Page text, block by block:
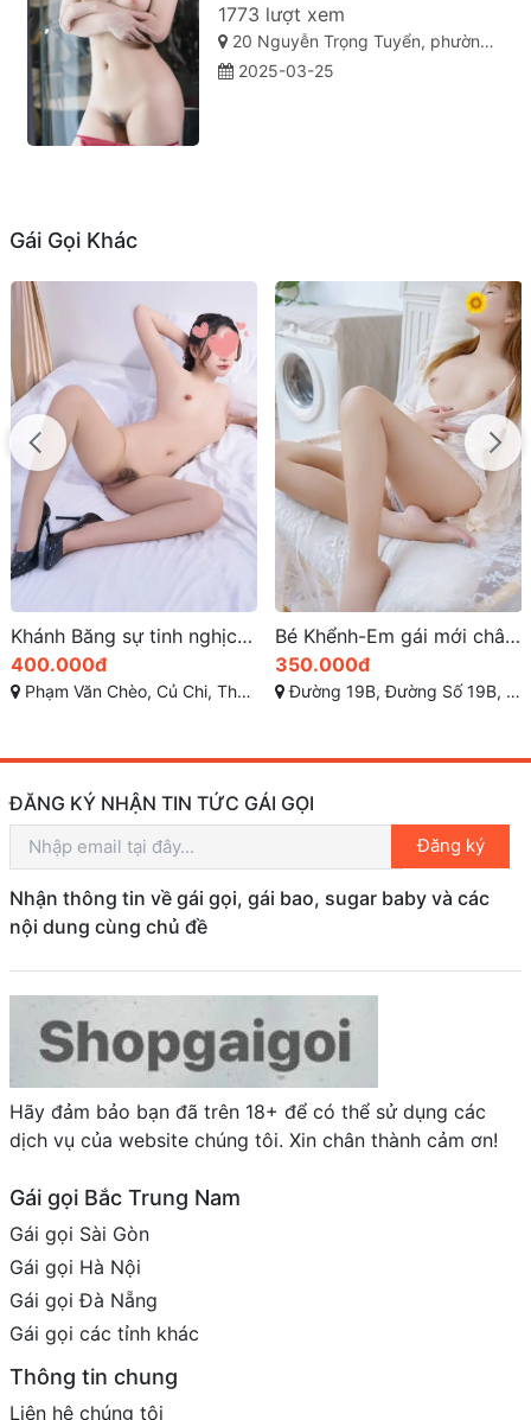
1773 lượt xem
20 Nguyễn Trọng Tuyển, phường 15, Phú Nhuận, Thành phố Hồ Chí Minh
2025-03-25
Gái Gọi Khác
Khánh Băng sự tinh nghịch và nụ cười tỏa nắng
400.000đ
Phạm Văn Chèo, Củ Chi, Thành phố Hồ Chí Minh
Bé Khểnh-Em gái mới chân ướt vào nghề gái gọi
350.000đ
Đường 19B, Đường Số 19B, phường Bình An, An Khánh, Quận 2, Hồ Chí Minh
ĐĂNG KÝ NHẬN TIN TỨC GÁI GỌI
Đăng ký
Nhận thông tin về gái gọi, gái bao, sugar baby và các
nội dung cùng chủ đề
Hãy đảm bảo bạn đã trên 18+ để có thể sử dụng các
dịch vụ của website chúng tôi. Xin chân thành cảm ơn!
Gái gọi Bắc Trung Nam
Gái gọi Sài Gòn
Gái gọi Hà Nội
Gái gọi Đà Nẵng
Gái gọi các tỉnh khác
Thông tin chung
Liên hệ chúng tôi